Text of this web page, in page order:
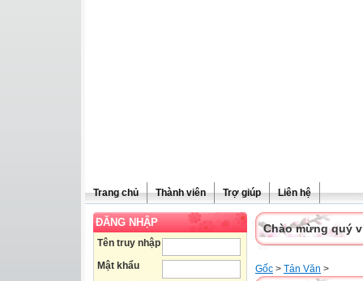
Trang chủ Thành viên Trợ giúp Liên hệ
ĐĂNG NHẬP
Tên truy nhập
Mật khẩu
Chào mừng quý
Gốc > Tản Văn >